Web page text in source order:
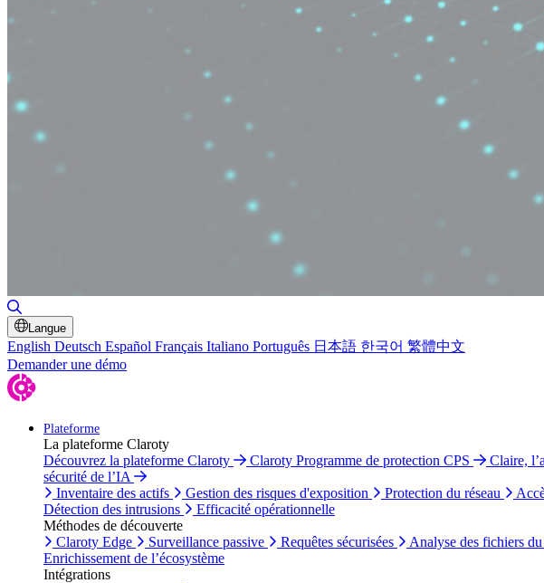
Langue
English Deutsch Español Français Italiano Português 日本語 한국어 繁體中文
Demander une démo
Plateforme
La plateforme Claroty
Découvrez la plateforme Claroty
Claroty Programme de protection CPS
Claire,
sécurité de l’IA
Inventaire des actifs
Gestion des risques d'exposition Protection du réseau
Détection des intrusions
Efficacité opérationnelle
Méthodes de découverte
Claroty Edge
Surveillance passive Requêtes sécurisées
Analyse des fichiers
Enrichissement de l’écosystème
Intégrations